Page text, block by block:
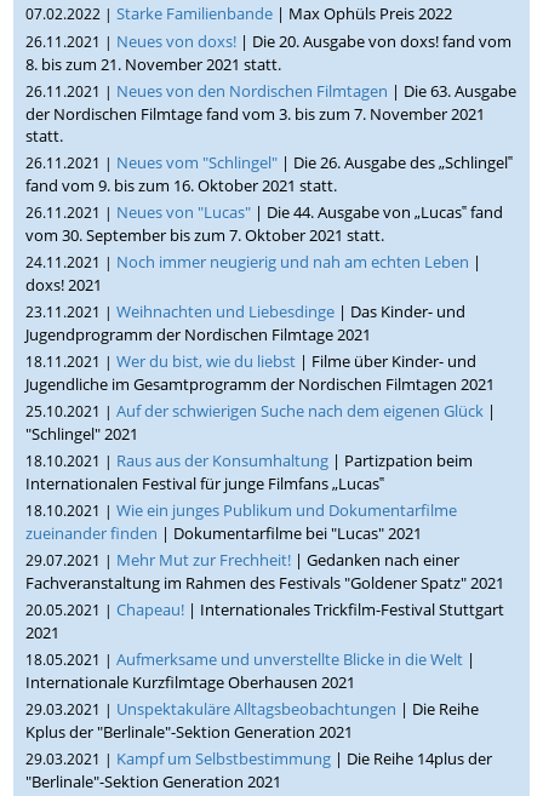
07.02.2022 |Starke Familienbande | Max Ophüls Preis 2022
26.11.2021 | Neues von doxs! | Die 20. Ausgabe von doxs! fand vom
8. bis zum 21. November 2021 statt.
26.11.2021 | Neues von den Nordischen Filmtagen | Die 63. Ausgabe
der Nordischen Filmtage fand vom 3. bis zum 7. November 2021
statt.
26.11.2021 | Neues vom "Schlingel" | Die 26. Ausgabe des „Schlingel‟
fand vom 9. bis zum 16. Oktober 2021 statt.
26.11.2021 | Neues von "Lucas" | Die 44. Ausgabe von „Lucas‟ fand
vom 30. September bis zum 7. Oktober 2021 statt.
24.11.2021 | Noch immer neugierig und nah am echten Leben |
doxs! 2021
23.11.2021 |Weihnachten und Liebesdinge | Das Kinder- und
Jugendprogramm der Nordischen Filmtage 2021
18.11.2021 |Wer du bist, wie du liebst | Filme über Kinder- und
Jugendliche im Gesamtprogramm der Nordischen Filmtagen 2021
25.10.2021 |Auf der schwierigen Suche nach dem eigenen Glück |
"Schlingel" 2021
18.10.2021 | Raus aus der Konsumhaltung | Partizpation beim
Internationalen Festival für junge Filmfans „Lucas‟
18.10.2021 |Wie ein junges Publikum und Dokumentarfilme
zueinander finden | Dokumentarfilme bei "Lucas" 2021
29.07.2021 | Mehr Mut zur Frechheit! | Gedanken nach einer
Fachveranstaltung im Rahmen des Festivals "Goldener Spatz" 2021
20.05.2021 |Chapeau! | Internationales Trickfilm-Festival Stuttgart
2021
18.05.2021 |Aufmerksame und unverstellte Blicke in die Welt |
Internationale Kurzfilmtage Oberhausen 2021
29.03.2021 | Unspektakuläre Alltagsbeobachtungen | Die Reihe
Kplus der "Berlinale"-Sektion Generation 2021
29.03.2021 | Kampf um Selbstbestimmung | Die Reihe 14plus der
"Berlinale"-Sektion Generation 2021